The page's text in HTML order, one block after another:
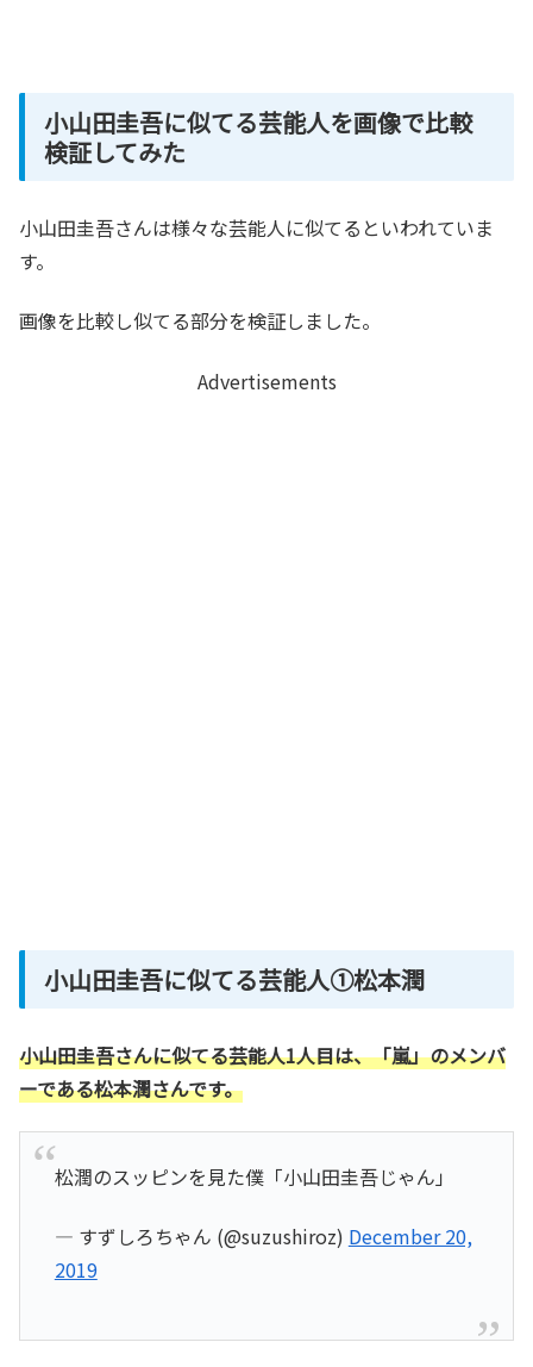
小山田圭吾に似てる芸能人を画像で比較
検証してみた
小山田圭吾さんは様々な芸能人に似てるといわれていま
す。
画像を比較し似てる部分を検証しました。
Advertisements
小山田圭吾に似てる芸能人①松本潤
小山田圭吾さんに似てる芸能人1人目は、「嵐」のメンバ
ーである松本潤さんです。
松潤のスッピンを見た僕「小山田圭吾じゃん」
— すずしろちゃん (@suzushiroz) December 20,
2019